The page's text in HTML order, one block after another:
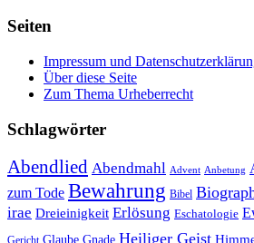
Seiten
Impressum und
Über diese Seite
Zum Thema Urheberrecht
Schlagwörter
Abendlied Abendmahl Advent Anbetung
zum Tode Bewahrung Bibel
irae Dreieinigkeit Erlösung Eschatologie
Glaube Gnade Heiliger Geist